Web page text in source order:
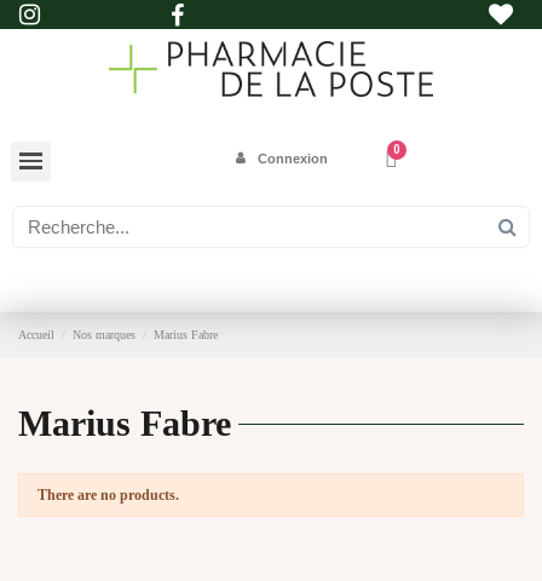
Connexion
Accueil Nos marques Marius Fabre
Marius Fabre
There are no products.